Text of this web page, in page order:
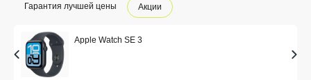
Гарантия лучшей цены Акции
Apple Watch SE 3